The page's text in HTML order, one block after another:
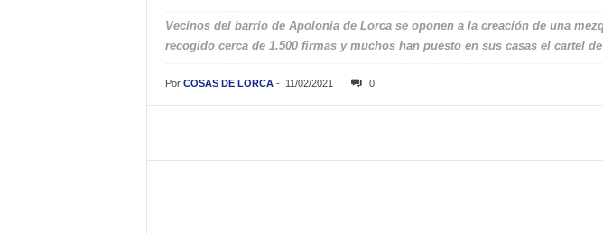
Vecinos del barrio de Apolonia de Lorca se oponen a la creación de una
recogido cerca de 1.500 firmas y muchos han puesto en sus casas el cartel
Por COSAS DE LORCA- 11/02/2021 0